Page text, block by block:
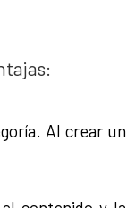
Al crear un